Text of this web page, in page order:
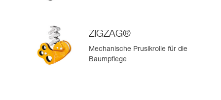
ZIGZAG®
Mechanische Prusikrolle für die
Baumpflege